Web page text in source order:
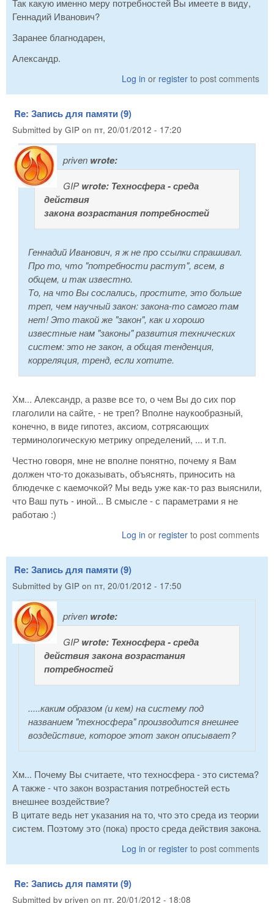
Так какую именно меру потребностей Вы имеете в виду,
Геннадий Иванович?
Заранее благнодарен,
Александр.
Log in or register to post comments
Re: Запись для памяти (9)
Submitted by GIP on пт, 20/01/2012 - 17:20
priven wrote:
GIPwrote: Техносфера - среда
действия
закона возрастания потребностей
Геннадий Иванович, я ж не про ссылки спрашивал.
Про то, что "потребности растут", всем, в
общем, и так известно.
То, на что Вы сослались, простите, это больше
треп, чем научный закон: закона-то самого там
нет! Это такой же "закон", как и хорошо
известные нам "законы" развития технических
систем: это не закон, а общая тенденция,
корреляция, тренд, если хотите.
Хм... Александр, а разве все то, о чем Вы до сих пор
глаголили на сайте, - не треп? Вполне наукообразный,
конечно, в виде гипотез, аксиом, сотрясающих
терминологическую метрику определений, ... и т.п.
Честно говоря, мне не вполне понятно, почему я Вам
должен что-то доказывать, объяснять, приносить на
блюдечке с каемочкой? Мы ведь уже как-то раз выяснили,
что Ваш путь - иной... В смысле - с параметрами я не
работаю :)
Log in or register to post comments
Re: Запись для памяти (9)
Submitted by GIP on пт, 20/01/2012 - 17:50
priven wrote:
GIPwrote: Техносфера - среда
действия закона возрастания
потребностей
.....каким образом (и кем) на систему под
названием "техносфера" производится внешнее
воздействие, которое этот закон описывает?
Хм... Почему Вы считаете, что техносфера - это система?
А также - что закон возрастания потребностей есть
внешнее воздействие?
В цитате ведь нет указания на то, что это среда из теории
систем. Поэтому это (пока) просто среда действия закона.
Log in or register to post comments
Re: Запись для памяти (9)
Submitted by priven on пт, 20/01/2012 - 18:08